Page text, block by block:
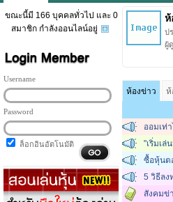
ขณะนี้มี 166 บุคคลทั่วไป และ 0
สมาชิก กำลังออนไลน์อยู่
Username
Password
ล็อกอินอัตโนมัติ
ห้
ป
ผู้
ห้องข่าว ห้
ออมเท่
"เริ่มเล่
ซื้อหุ้นต
5 วิธีลง
สังคมข่